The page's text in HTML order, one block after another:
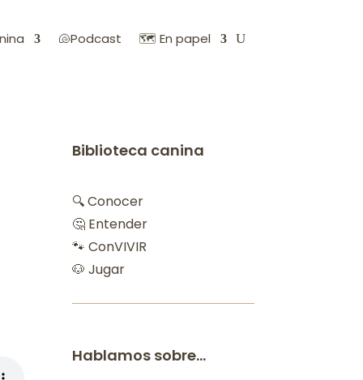
🐚Podcast 🗺️ En papel
Biblioteca canina
🔍 Conocer
🤔 Entender
🐾 ConVIVIR
🐶 Jugar
Hablamos sobre…